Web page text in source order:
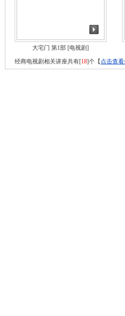
大宅门 第1部 [电视剧]
经商电视剧相关讲座共有[18]个【 点击查